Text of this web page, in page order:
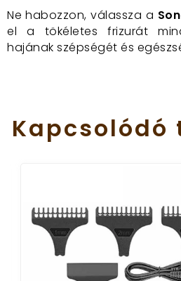
Ne habozzon, válassza a
el a tökéletes frizurát
hajának szépségét és
Kapcsolódó